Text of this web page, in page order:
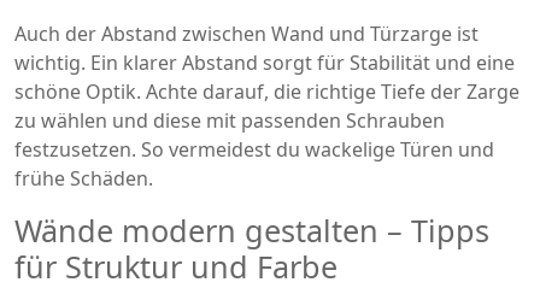
Auch der Abstand zwischen Wand und Türzarge ist
wichtig. Ein klarer Abstand sorgt für Stabilität und eine
schöne Optik. Achte darauf, die richtige Tiefe der Zarge
zu wählen und diese mit passenden Schrauben
festzusetzen. So vermeidest du wackelige Türen und
frühe Schäden.
Wände modern gestalten – Tipps
für Struktur und Farbe